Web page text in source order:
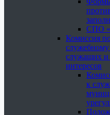
СПО
Комиссия
служащих и
интересов
к